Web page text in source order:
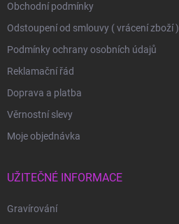
Obchodní podmínky
Odstoupení od smlouvy ( vrácení zboží )
Podmínky ochrany osobních údajů
Reklamační řád
Doprava a platba
Věrnostní slevy
Moje objednávka
UŽITEČNÉ INFORMACE
Gravírování